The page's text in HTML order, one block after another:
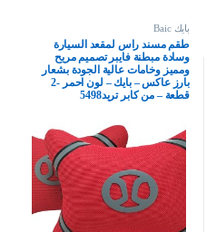
بايك Baic
طقم مسند راس لمقعد السيارة
وسادة مبطنة فايبر تصميم مريح
ومميز وخامات عالية الجودة بشعار
بارز عاكس – بايك – لون احمر -2
قطعة – من كابر تريد5498